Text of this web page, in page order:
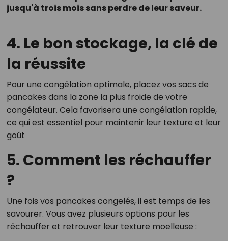
jusqu'à trois mois sans perdre de leur saveur.
4. Le bon stockage, la clé de
la réussite
Pour une congélation optimale, placez vos sacs de
pancakes dans la zone la plus froide de votre
congélateur. Cela favorisera une congélation rapide,
ce qui est essentiel pour maintenir leur texture et leur
goût​
5. Comment les réchauffer
?
Une fois vos pancakes congelés, il est temps de les
savourer. Vous avez plusieurs options pour les
réchauffer et retrouver leur texture moelleuse :